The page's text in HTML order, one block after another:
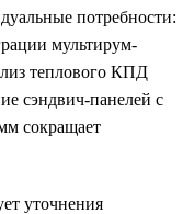
потребности:
мультирум-
теплового КПД
сэндвич-панелей с
сокращает
уточнения